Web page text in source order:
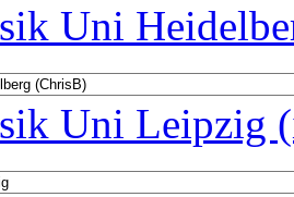
Uni
Uni Leipzig